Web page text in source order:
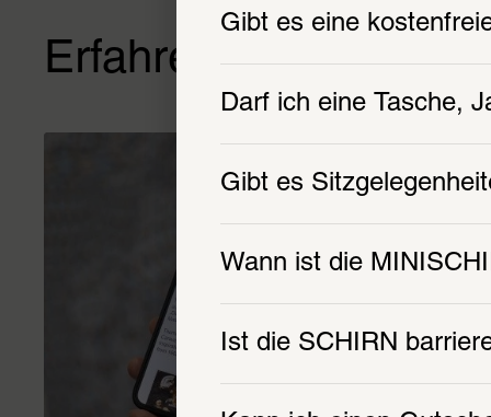
Erfahren Sie mehr
Gibt es eine
Darf ich eine Tasche,
Gibt es
Wann ist die
Ist die SCHIRN